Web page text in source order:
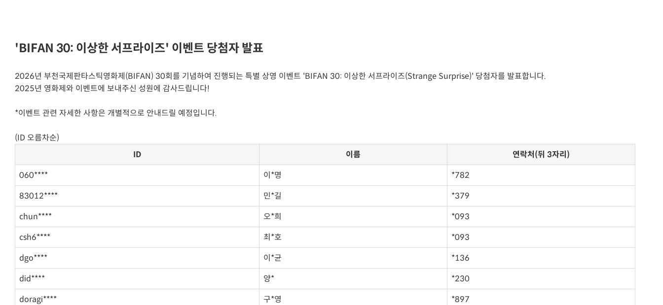
'BIFAN 30: 이상한 서프라이즈' 이벤트 당첨자 발표
2026년 부천국제판타스틱영화제(BIFAN) 30회를 기념하여 진행되는 특별 상영 이벤트 'BIFAN 30: 이상한 서프라이즈(Strange Surprise)' 당첨자를 발표합니다.
2025년 영화제와 이벤트에 보내주신 성원에 감사드립니다!
*이벤트 관련 자세한 사항은 개별적으로 안내드릴 예정입니다.
(ID 오름차순)
ID
이름
연락처(뒤 3자리)
060****
이*명
*782
83012****
민*길
*379
chun****
오*희
*093
csh6****
최*호
*093
dgo****
이*균
*136
did****
양*
*230
doragi****
구*영
*897